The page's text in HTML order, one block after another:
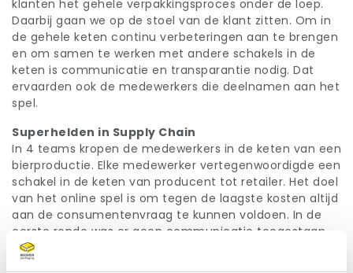
klanten het gehele verpakkingsproces onder de loep.
Daarbij gaan we op de stoel van de klant zitten. Om in
de gehele keten continu verbeteringen aan te brengen
en om samen te werken met andere schakels in de
keten is communicatie en transparantie nodig. Dat
ervaarden ook de medewerkers die deelnamen aan het
spel.
Superhelden in Supply Chain
In 4 teams kropen de medewerkers in de keten van een
bierproductie. Elke medewerker vertegenwoordigde een
schakel in de keten van producent tot retailer. Het doel
van het online spel is om tegen de laagste kosten altijd
aan de consumentenvraag te kunnen voldoen. In de
eerste ronde was er geen communicatie toegestaan
en speelden alle schakels door elkaar heen. De
voorraadkosten en backorderkosten in deze eerste